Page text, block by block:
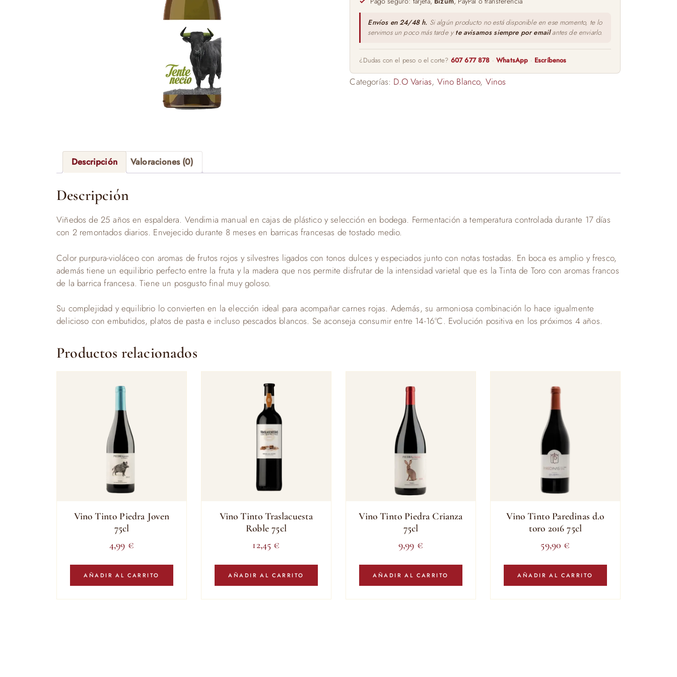
Envíos en 24/48 h. Si algún producto no está disponible en ese momento, te lo
servimos un poco más tarde y te avisamos siempre por emailantes de enviarlo.
¿Dudas con el peso o el corte? 607 677 878 ·WhatsApp · Escríbenos
Categorías: D.O Varias, Vino Blanco, Vinos
Descripción Valoraciones (0)
Descripción
Viñedos de 25 años en espaldera. Vendimia manual en cajas de plástico y selección en bodega. Fermentación a temperatura controlada durante 17 días
con 2 remontados diarios. Envejecido durante 8 meses en barricas francesas de tostado medio.
Color purpura-violáceo con aromas de frutos rojos y silvestres ligados con tonos dulces y especiados junto con notas tostadas. En boca es amplio y fresco,
además tiene un equilibrio perfecto entre la fruta y la madera que nos permite disfrutar de la intensidad varietal que es la Tinta de Toro con aromas francos
de la barrica francesa. Tiene un posgusto final muy goloso.
Su complejidad y equilibrio lo convierten en la elección ideal para acompañar carnes rojas. Además, su armoniosa combinación lo hace igualmente
delicioso con embutidos, platos de pasta e incluso pescados blancos. Se aconseja consumir entre 14-16ºC. Evolución positiva en los próximos 4 años.
Productos relacionados
Vino Tinto Piedra Joven
75cl
4,99 €
AÑADIR AL CARRITO
Vino Tinto Traslacuesta
Roble 75cl
12,45 €
AÑADIR AL CARRITO
Vino Tinto Piedra Crianza
75cl
9,99 €
AÑADIR AL CARRITO
Vino Tinto Paredinas d.o
toro 2016 75cl
59,90 €
AÑADIR AL CARRITO